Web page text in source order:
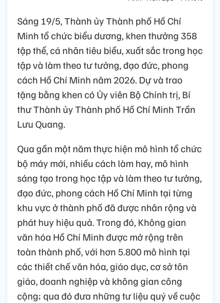
Sáng 19/5, Thành ủy Thành phố Hồ Chí
Minh tổ chức biểu dương, khen thưởng 358
tập thể, cá nhân tiêu biểu, xuất sắc trong học
tập và làm theo tư tưởng, đạo đức, phong
cách Hồ Chí Minh năm 2026. Dự và trao
tặng bằng khen có Ủy viên Bộ Chính trị, Bí
thư Thành ủy Thành phố Hồ Chí Minh Trần
Lưu Quang.
Qua gần một năm thực hiện mô hình tổ chức
bộ máy mới, nhiều cách làm hay, mô hình
sáng tạo trong học tập và làm theo tư tưởng,
đạo đức, phong cách Hồ Chí Minh tại từng
khu vực ở thành phố đã được nhân rộng và
phát huy hiệu quả. Trong đó, Không gian
văn hóa Hồ Chí Minh được mở rộng trên
toàn thành phố, với hơn 5.800 mô hình tại
các thiết chế văn hóa, giáo dục, cơ sở tôn
giáo, doanh nghiệp và không gian công
cộng; qua đó đưa những tư liệu quý về cuộc